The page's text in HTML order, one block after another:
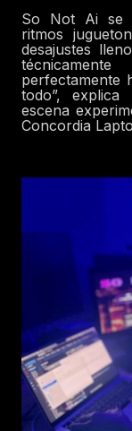
So Not Ai se
ritmos
desajustes
perfectamente
todo”,
escena
Concordia